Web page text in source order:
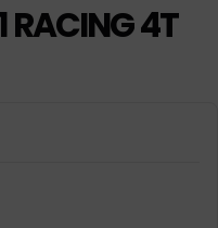
RACING 4T